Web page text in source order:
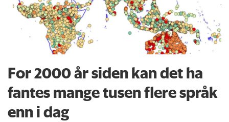
For 2000 år siden kan det ha
fantes mange tusen flere språk
enn i dag